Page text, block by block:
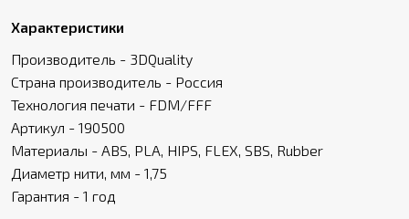
Характеристики
Производитель - 3DQuality
Страна производитель - Россия
Технология печати - FDM/FFF
Артикул - 190500
Материалы - ABS, PLA, HIPS, FLEX, SBS, Rubber
Диаметр нити, мм - 1,75
Гарантия - 1 год